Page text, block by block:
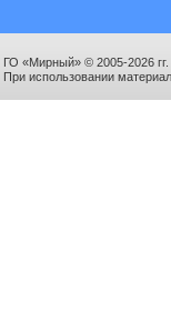
ГО «Мирный» © 2005-2026
При использовании